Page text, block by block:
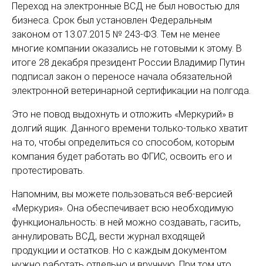
Переход на электронные ВСД не был новостью для
бизнеса. Срок был установлен Федеральным
законом от 13.07.2015 № 243-ФЗ. Тем не менее
многие компании оказались не готовыми к этому. В
итоге 28 декабря президент России Владимир Путин
подписал закон о переносе начала обязательной
электронной ветеринарной сертификации на полгода.
Это не повод выдохнуть и отложить «Меркурий» в
долгий ящик. Данного времени только-только хватит
на то, чтобы определиться со способом, которым
компания будет работать во ФГИС, освоить его и
протестировать.
Напомним, вы можете пользоваться веб-версией
«Меркурия». Она обеспечивает всю необходимую
функциональность: в ней можно создавать, гасить,
аннулировать ВСД, вести журнал входящей
продукции и остатков. Но с каждым документом